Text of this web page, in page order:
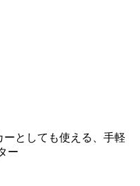
ーとしても使える、手軽
ー